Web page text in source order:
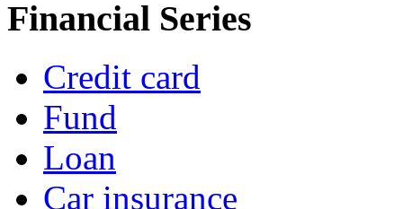
Financial Series
Credit card
Fund
Loan
Car insurance